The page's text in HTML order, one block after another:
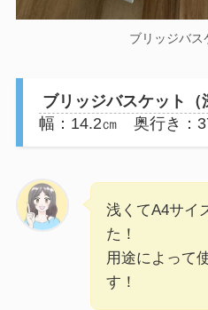
ブリッジバス
ブリッジバスケット（
幅：14.2㎝ 奥行き：
浅くてA4サイ
た！
用途によって
す！